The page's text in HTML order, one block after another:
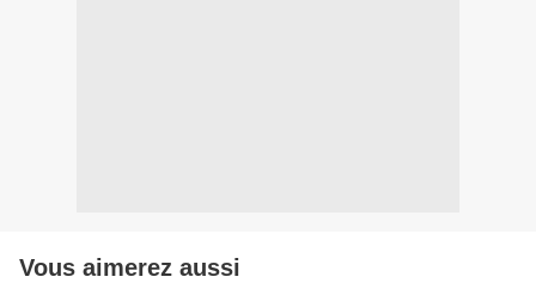
Vous aimerez aussi